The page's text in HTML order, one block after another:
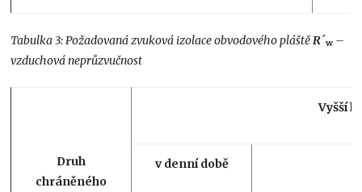
Tabulka 3: Požadovaná zvuková izolace obvodového pláště R´w –
vzduchová neprůzvučnost
Druh
chráněného
Vyšší
v denní době